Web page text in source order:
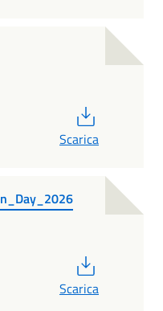
Scarica
Scarica